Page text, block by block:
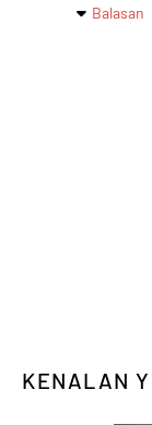
Balasan
KENALAN